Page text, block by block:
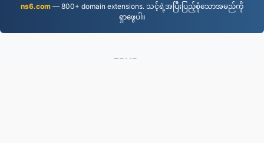
ns6.com — 800+ domain extensions. သင့်ရဲ့အပြီးပြည့်စုံသောအမည်ကို
ရှာဖွေပါ။
EPUB.to